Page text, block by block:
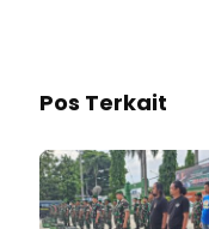
Pos Terkait